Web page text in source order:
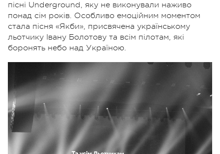
пісні Underground, яку не виконували наживо
понад сім років. Особливо емоційним моментом
стала пісня «Якби», присвячена українському
льотчику Івану Болотову та всім пілотам, які
боронять небо над Україною.